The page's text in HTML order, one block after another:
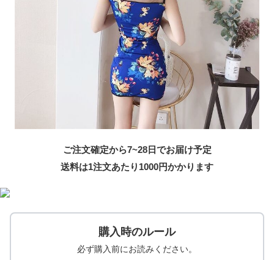
ご注文確定から7~28日でお届け予定
送料は1注文あたり 1000円かかります
購入時のルール
必ず購入前にお読みください。